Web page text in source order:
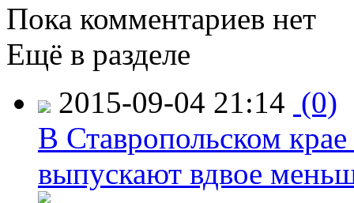
Пока комментариев нет
Ещё в разделе
2015-09-04 21:14 (0)
В Ставропольском
выпускают вдвое